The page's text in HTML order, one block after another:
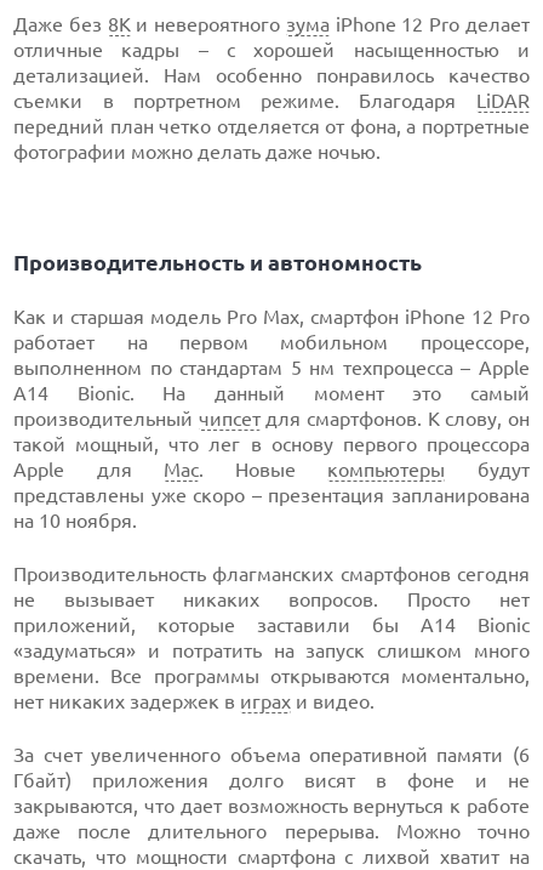
Даже без 8Kи невероятного зумаiPhone 12 Pro делает
отличные кадры – с хорошей насыщенностью и
детализацией. Нам особенно понравилось качество
съемки в портретном режиме. Благодаря LiDAR
передний план четко отделяется от фона, а портретные
фотографии можно делать даже ночью.
Производительность и автономность
Как и старшая модель Pro Max, смартфон iPhone 12 Pro
работает на первом мобильном процессоре,
выполненном по стандартам 5 нм техпроцесса – Apple
A14 Bionic. На данный момент это самый
производительный чипсетдля смартфонов. К слову, он
такой мощный, что лег в основу первого процессора
Apple для Mac. Новые компьютеры будут
представлены уже скоро – презентация запланирована
на 10 ноября.
Производительность флагманских смартфонов сегодня
не вызывает никаких вопросов. Просто нет
приложений, которые заставили бы A14 Bionic
«задуматься» и потратить на запуск слишком много
времени. Все программы открываются моментально,
нет никаких задержек в играх и видео.
За счет увеличенного объема оперативной памяти (6
Гбайт) приложения долго висят в фоне и не
закрываются, что дает возможность вернуться к работе
даже после длительного перерыва. Можно точно
скачать, что мощности смартфона с лихвой хватит на